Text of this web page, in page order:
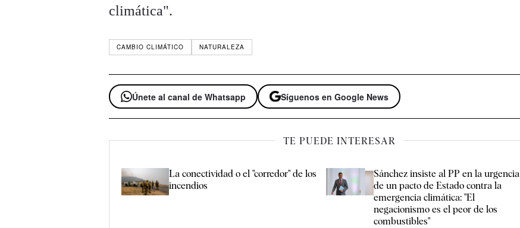
climática".
CAMBIO CLIMÁTICO NATURALEZA
Únete al canal de Whatsapp Síguenos en Google News
TE PUEDE INTERESAR
La conectividad o el "corredor" de los
incendios
Sánchez insiste al PP en la urgencia
de un pacto de Estado contra la
emergencia climática: "El
negacionismo es el peor de los
combustibles"